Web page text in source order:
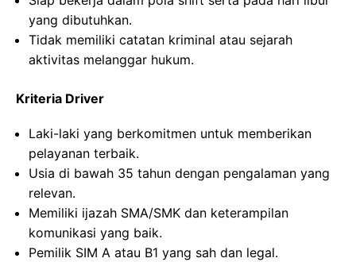
yang dibutuhkan.
Tidak memiliki catatan kriminal atau sejarah
aktivitas melanggar hukum.
Kriteria Driver
Laki-laki yang berkomitmen untuk memberikan
pelayanan terbaik.
Usia di bawah 35 tahun dengan pengalaman yang
relevan.
Memiliki ijazah SMA/SMK dan keterampilan
komunikasi yang baik.
Pemilik SIM A atau B1 yang sah dan legal.